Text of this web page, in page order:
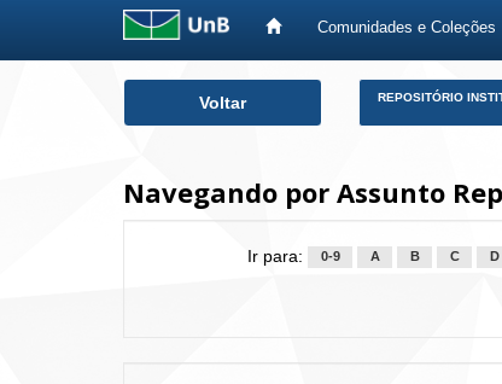
Comunidades e Coleções
Voltar REPOSITÓRIO
Navegando por Assunto
Ir para: 0-9 A B C D